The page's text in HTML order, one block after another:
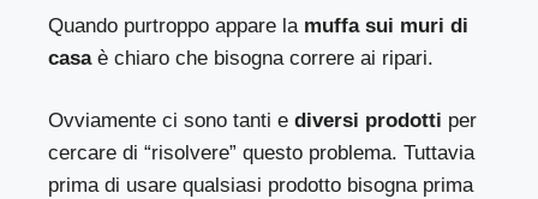
Quando purtroppo appare la muffa sui muri di
casaè chiaro che bisogna correre ai ripari.
Ovviamente ci sono tanti ediversi prodotti per
cercare di “risolvere” questo problema. Tuttavia
prima di usare qualsiasi prodotto bisogna prima